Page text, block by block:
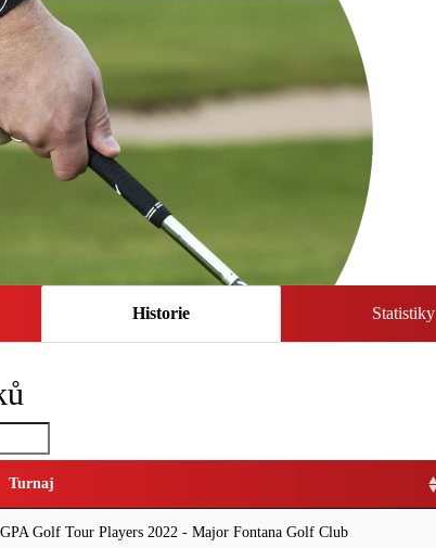
Historie Statistiky
Turnaj
GPA Golf Tour Players 2022 - Major Fontana Golf Club